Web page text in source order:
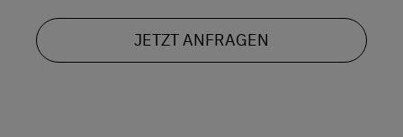
JETZT ANFRAGEN